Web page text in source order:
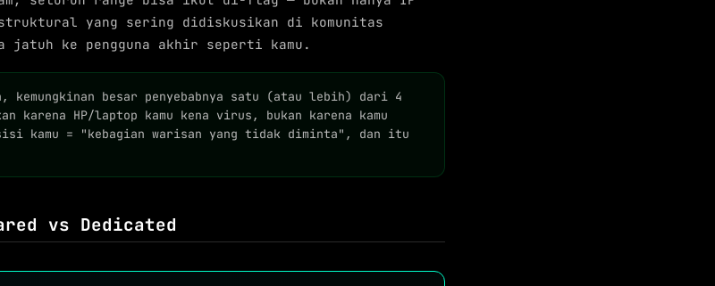
yang sering didiskusikan di komunitas
jatuh ke pengguna akhir seperti kamu.
kemungkinan besar penyebabnya satu (atau lebih) dari 4
HP/laptop kamu kena virus, bukan karena kamu
kamu = "kebagian warisan yang tidak diminta", dan itu
vs Dedicated